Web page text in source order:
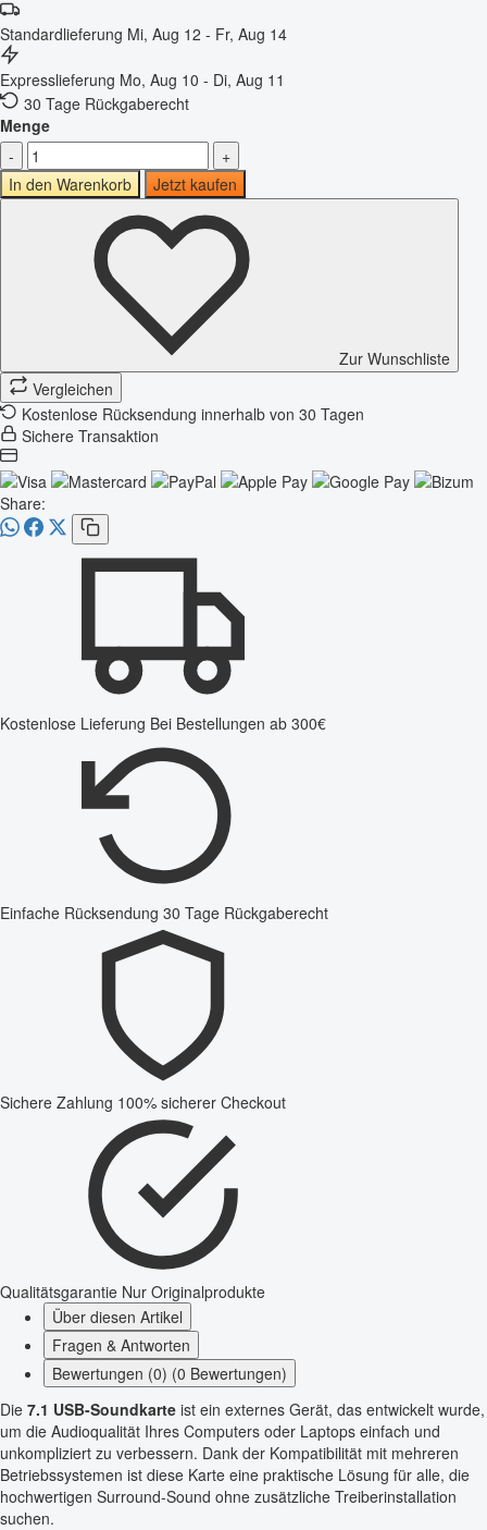
Standardlieferung Mi, Aug 12 - Fr, Aug 14
Expresslieferung Mo, Aug 10 - Di, Aug 11
30 Tage Rückgaberecht
Menge
-
+
In den Warenkorb
Jetzt kaufen
Zur Wunschliste
Vergleichen
Kostenlose Rücksendung innerhalb von 30 Tagen
Sichere Transaktion
Share:
Kostenlose Lieferung Bei Bestellungen ab 300€
Einfache Rücksendung 30 Tage Rückgaberecht
Sichere Zahlung 100% sicherer Checkout
Qualitätsgarantie Nur Originalprodukte
Über diesen Artikel
Fragen & Antworten
Bewertungen (0) (0 Bewertungen)
Die 7.1 USB-Soundkarte ist ein externes Gerät, das entwickelt wurde,
um die Audioqualität Ihres Computers oder Laptops einfach und
unkompliziert zu verbessern. Dank der Kompatibilität mit mehreren
Betriebssystemen ist diese Karte eine praktische Lösung für alle, die
hochwertigen Surround-Sound ohne zusätzliche Treiberinstallation
suchen.